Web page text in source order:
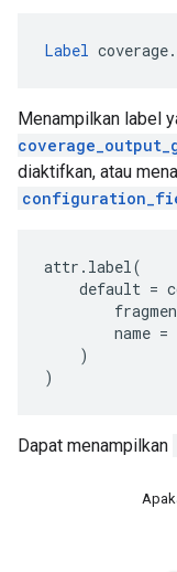
Label
Menampilkan label
diaktifkan, atau
attr.label(
default =
name =
    )
)
Dapat menampilkan